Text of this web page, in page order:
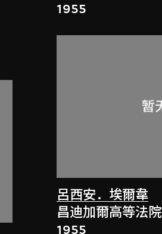
1955
呂西安．埃爾韋
昌迪加爾高等法院
1955